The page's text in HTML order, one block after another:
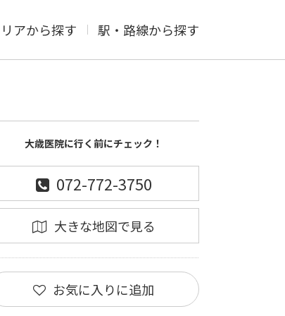
アから探す 駅・路線から探す
大歳医院に行く前にチェック！
072-772-3750
大きな地図で見る
お気に入りに追加